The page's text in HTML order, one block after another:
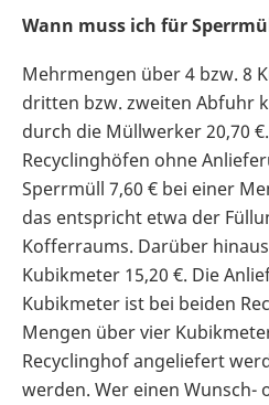
Wann muss ich für
Mehrmengen über 4 bzw. 8
dritten bzw. zweiten Abfuhr
durch die Müllwerker 20,70
Recyclinghöfen ohne
Sperrmüll 7,60 € bei einer
das entspricht etwa der
Kofferraums. Darüber
Kubikmeter 15,20 €. Die
Kubikmeter ist bei beiden
Mengen über vier
Recyclinghof angeliefert
werden. Wer einen Wunsch-